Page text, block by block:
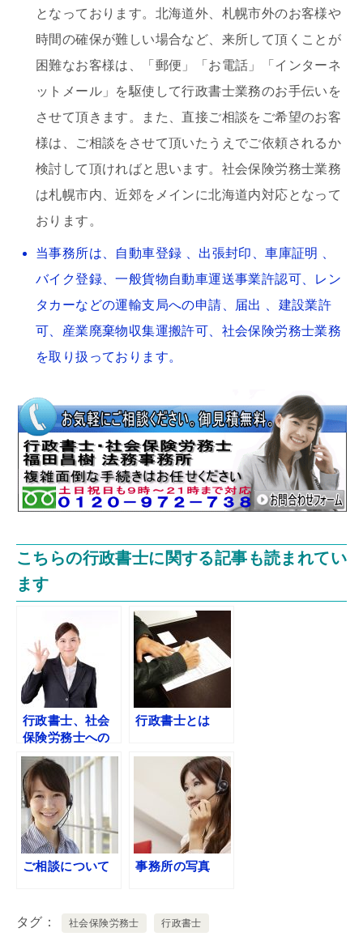
となっております。北海道外、札幌市外のお客様や
時間の確保が難しい場合など、来所して頂くことが
困難なお客様は、「郵便」「お電話」「インターネ
ットメール」を駆使して行政書士業務のお手伝いを
させて頂きます。また、直接ご相談をご希望のお客
様は、ご相談をさせて頂いたうえでご依頼されるか
検討して頂ければと思います。社会保険労務士業務
は札幌市内、近郊をメインに北海道内対応となって
おります。
当事務所は、自動車登録 、出張封印、車庫証明 、
バイク登録、一般貨物自動車運送事業許認可、レン
タカーなどの運輸支局への申請、届出 、建設業許
可、産業廃棄物収集運搬許可、社会保険労務士業務
を取り扱っております。
こちらの行政書士に関する記事も読まれてい
ます
行政書士、社会
保険労務士への
メール無料相談
行政書士とは
ご相談について 事務所の写真
タグ 社会保険労務士 行政書士